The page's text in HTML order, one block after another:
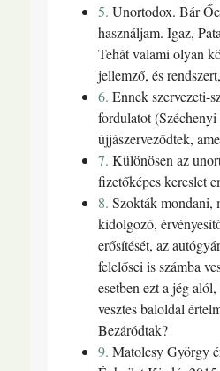
5. Unortodox. Bár
használjam. Igaz,
Tehát valami olyan
jellemző, és
6. Ennek szervezeti-
fordulatot
újjászerveződtek,
7. Különösen az
fizetőképes kereslet
8. Szokták mondani,
kidolgozó,
erősítését, az
felelősei is számba
esetben ezt a jég
vesztes baloldal
Bezáródtak?
9. Matolcsy György